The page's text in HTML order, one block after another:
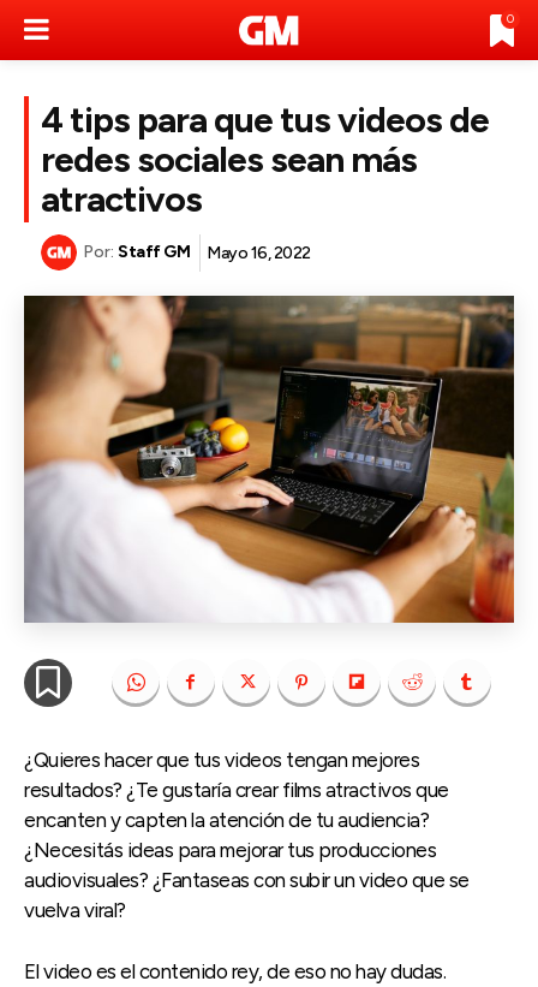
0
4 tips para que tus videos de
redes sociales sean más
atractivos
Por: Staff GM Mayo 16, 2022
¿Quieres hacer que tus videos tengan mejores
resultados? ¿Te gustaría crear films atractivos que
encanten y capten la atención de tu audiencia?
¿Necesitás ideas para mejorar tus producciones
audiovisuales? ¿Fantaseas con subir un video que se
vuelva viral?
El video es el contenido rey, de eso no hay dudas.